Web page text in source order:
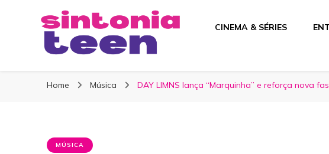
Sintonia Teen
CINEMA & SÉRIES
Home Música DAY LIMNS lança “Marquinha” e reforça nova
MÚSICA